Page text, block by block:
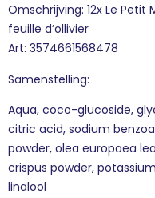
Omschrijving: 12x Le
feuille d’ollivier
Art: 3574661568478
Samenstelling:
Aqua, coco-glucoside,
citric acid, sodium
powder, olea europaea
crispus powder,
linalool